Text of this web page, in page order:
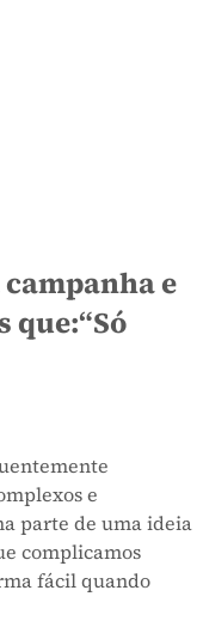
e
que:“Só
e
parte de uma ideia
complicamos
fácil quando